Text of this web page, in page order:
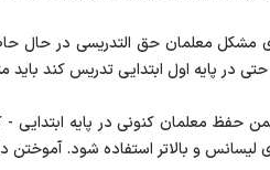
معلمان حق التدریسی در حال حاضر
در پایه اول ابتدایی تدریس کند
حفظ معلمان کنونی در پایه ابتدایی
لیسانس و بالاتر استفاده شود.